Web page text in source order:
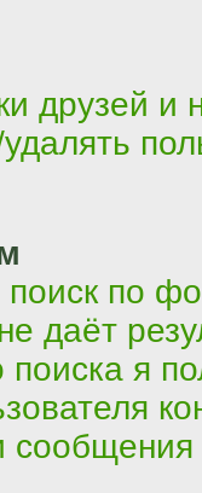
друзей и
поиск по
даёт
поиска я